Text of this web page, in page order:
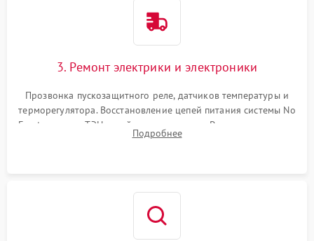
3. Ремонт электрики и электроники
Прозвонка пускозащитного реле, датчиков температуры и
терморегулятора. Восстановление цепей питания системы No
Frost, включая ТЭН оттайки и вентилятор. Ремонт или замена
платы управления при сбоях алгоритмов.
Подробнее